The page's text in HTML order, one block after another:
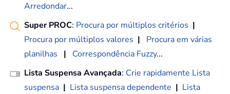
Arredondar...
Super PROC: Procura por múltiplos critérios |
Procura por múltiplos valores |
Procura em várias
planilhas
| Correspondência Fuzzy...
Lista Suspensa Avançada: Crie rapidamente Lista
suspensa | Lista suspensa dependente | Lista